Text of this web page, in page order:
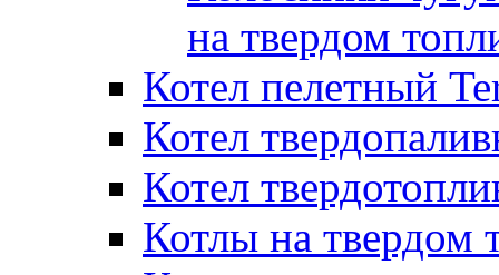
на твердом
Котел пелетный
Котел
Котел
Котлы на твердом